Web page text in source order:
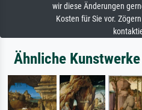
wir diese Änderungen
Kosten für Sie vor.
Ähnliche